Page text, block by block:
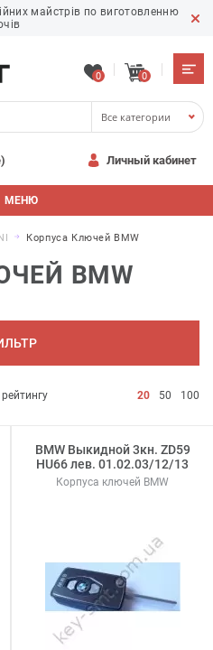
майстрів по виготовленню
0 0
Все категории
Личный кабинет
МЕНЮ
Корпуса Ключей BMW
BMW
20 50 100
BMW Выкидной 3кн. ZD59
HU66 лев. 01.02.03/12/13
Корпуса ключей BMW